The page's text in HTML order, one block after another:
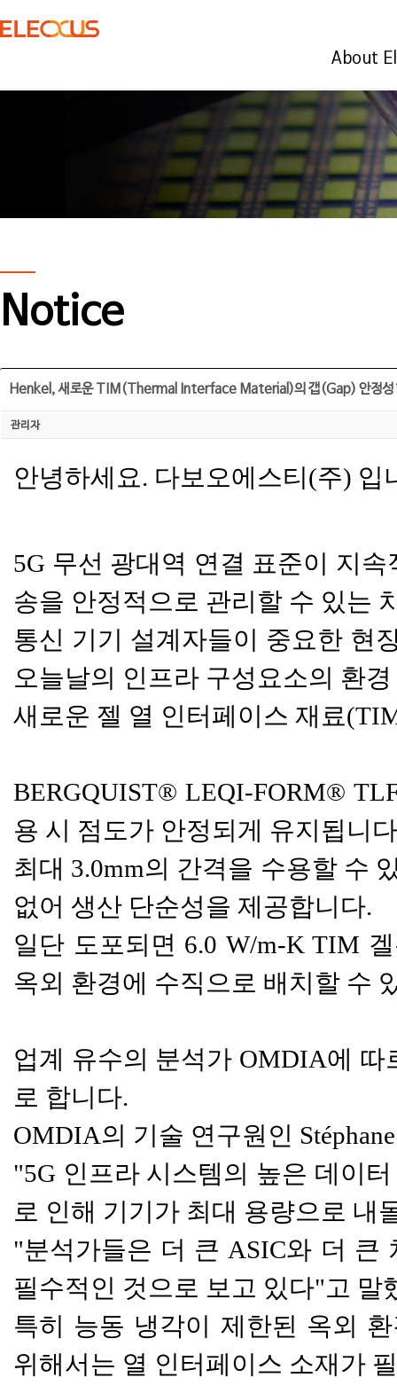
About
Notice
Henkel, 새로운 TIM(Thermal Interface Material)의 갭(Gap) 안정성 향
관리자
안녕하세요. 다보오에스티(주) 입
5G 무선 광대역 연결 표준이 지
송을 안정적으로 관리할 수 있는
통신 기기 설계자들이 중요한 현
오늘날의 인프라 구성요소의 환
새로운 젤 열 인터페이스 재료
BERGQUIST® LEQI-FORM®
용 시 점도가 안정되게 유지됩니
최대 3.0mm의 간격을 수용할 수
없어 생산 단순성을 제공합니다.
일단 도포되면 6.0 W/m-K TIM
옥외 환경에 수직으로 배치할 수
업계 유수의 분석가 OMDIA에 따
로 합니다.
OMDIA의 기술 연구원인
"5G 인프라 시스템의 높은 데이
로 인해 기기가 최대 용량으로
"분석가들은 더 큰 ASIC와 더 큰
필수적인 것으로 보고 있다"고 말
특히 능동 냉각이 제한된 옥외
위해서는 열 인터페이스 소재가